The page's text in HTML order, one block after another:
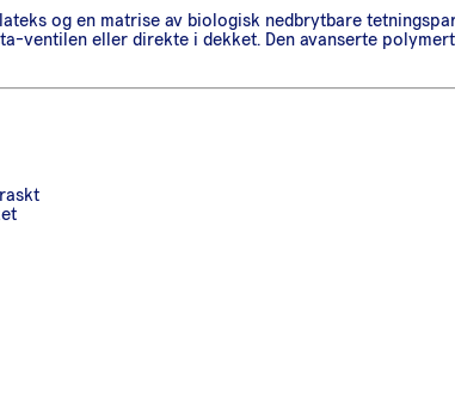
og en matrise av biologisk nedbrytbare
eller direkte i dekket. Den avanserte